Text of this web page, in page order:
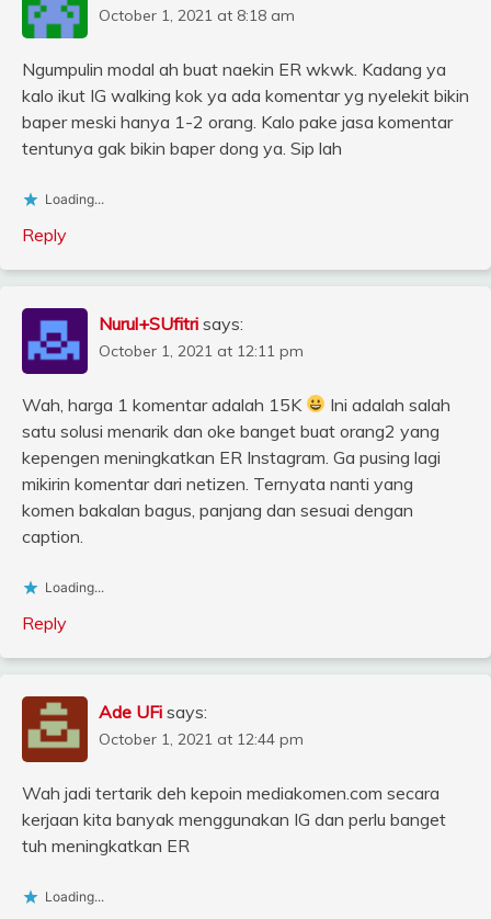
October 1, 2021 at 8:18 am
Ngumpulin modal ah buat naekin ER wkwk. Kadang ya
kalo ikut IG walking kok ya ada komentar yg nyelekit bikin
baper meski hanya 1-2 orang. Kalo pake jasa komentar
tentunya gak bikin baper dong ya. Sip lah
Loading...
Reply
Nurul+SUfitri says:
October 1, 2021 at 12:11 pm
Wah, harga 1 komentar adalah 15K
Ini adalah salah
satu solusi menarik dan oke banget buat orang2 yang
kepengen meningkatkan ER Instagram. Ga pusing lagi
mikirin komentar dari netizen. Ternyata nanti yang
komen bakalan bagus, panjang dan sesuai dengan
caption.
Loading...
Reply
Ade UFi says:
October 1, 2021 at 12:44 pm
Wah jadi tertarik deh kepoin mediakomen.com secara
kerjaan kita banyak menggunakan IG dan perlu banget
tuh meningkatkan ER
Loading...